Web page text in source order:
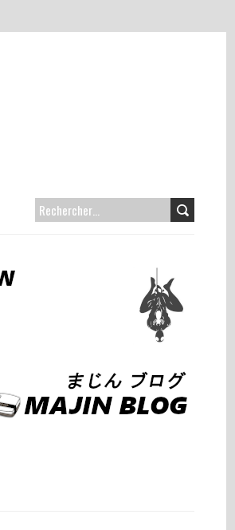
RECHERCHER :